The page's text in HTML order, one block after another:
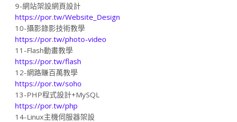
9-網站架設網頁設計
https://por.tw/Website_Design
10-攝影錄影技術教學
https://por.tw/photo-video
11-Flash動畫教學
https://por.tw/flash
12-網路賺百萬教學
https://por.tw/soho
13-PHP程式設計+MySQL
https://por.tw/php
14-Linux主機伺服器架設